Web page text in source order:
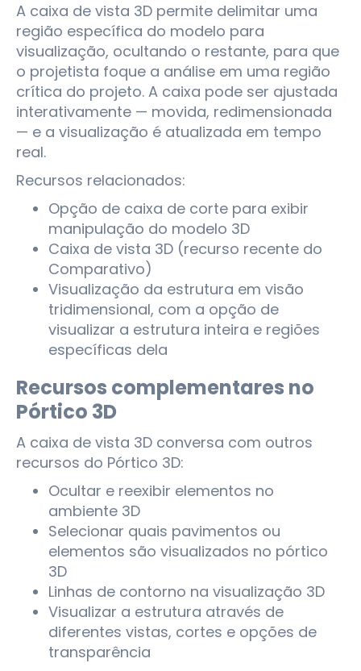
A caixa de vista 3D permite delimitar uma
região específica do modelo para
visualização, ocultando o restante, para que
o projetista foque a análise em uma região
crítica do projeto. A caixa pode ser ajustada
interativamente — movida, redimensionada
— e a visualização é atualizada em tempo
real.
Recursos relacionados:
Opção de caixa de corte para exibir
manipulação do modelo 3D
Caixa de vista 3D (recurso recente do
Comparativo)
Visualização da estrutura em visão
tridimensional, com a opção de
visualizar a estrutura inteira e regiões
específicas dela
Recursos complementares no
Pórtico 3D
A caixa de vista 3D conversa com outros
recursos do Pórtico 3D:
Ocultar e reexibir elementos no
ambiente 3D
Selecionar quais pavimentos ou
elementos são visualizados no pórtico
3D
Linhas de contorno na visualização 3D
Visualizar a estrutura através de
diferentes vistas, cortes e opções de
transparência